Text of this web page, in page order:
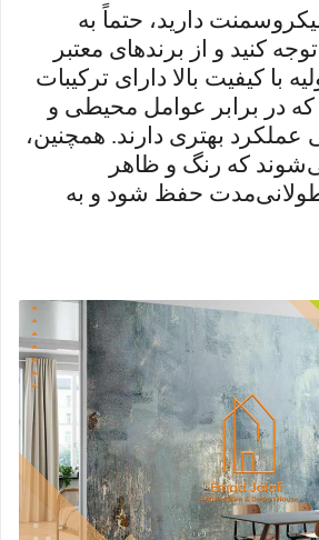
دارید، حتماً به
کنید و از برندهای معتبر
با کیفیت بالا دارای ترکیبات
در برابر عوامل محیطی و
عملکرد بهتری دارند. همچنین،
که رنگ و ظاهر
حفظ شود و به